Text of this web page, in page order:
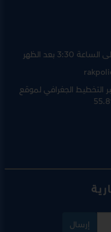
الجغرافي لموقع
إرسال